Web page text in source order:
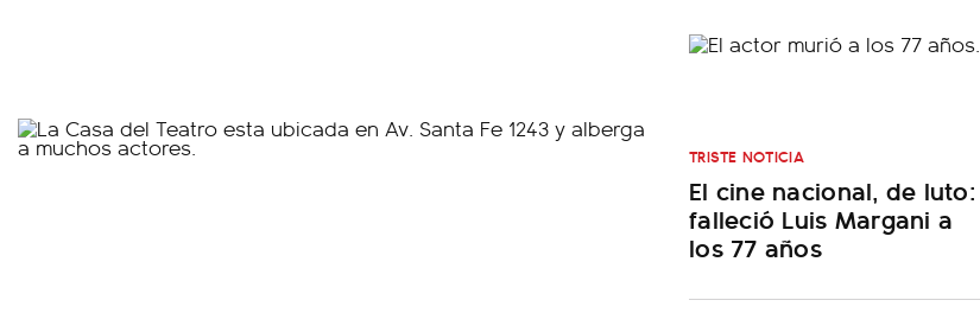
TRISTE NOTICIA
El cine nacional, de luto:
falleció Luis Margani a
los 77 años